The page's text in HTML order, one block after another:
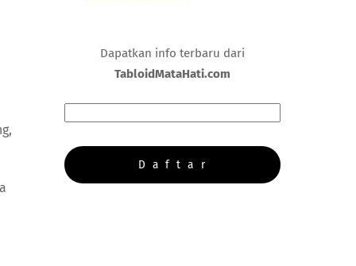
Dapatkan info terbaru dari
TabloidMataHati.com